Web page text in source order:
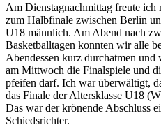
Am Dienstagnachmittag freute ich
zum Halbfinale zwischen Berlin
U18 männlich. Am Abend nach
Basketballtagen konnten wir alle
Abendessen kurz durchatmen und
am Mittwoch die Finalspiele und
pfeifen darf. Ich war überwältigt,
das Finale der Altersklasse U18
Das war der krönende Abschluss
Schiedsrichter.